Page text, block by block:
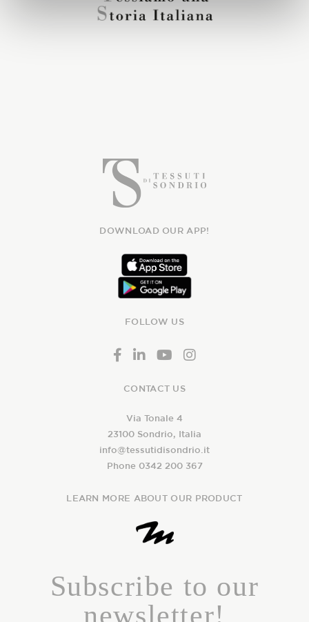
DOWNLOAD OUR APP!
FOLLOW US
CONTACT US
Via Tonale 4
23100 Sondrio, Italia
info@tessutidisondrio.it
Phone 0342 200 367
LEARN MORE ABOUT OUR PRODUCT
Subscribe to our
newsletter!